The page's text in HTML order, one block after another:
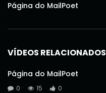
Página do MailPoet
VÍDEOS RELACIONADOS
Página do MailPoet
0 15 0